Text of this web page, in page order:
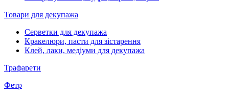
Товари для декупажа
Серветки для декупажа
Кракелюри, пасти для зістарення
Клей, лаки, медіуми для декупажа
Трафарети
Фетр